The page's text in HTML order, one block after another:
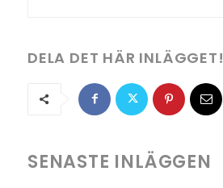
DELA DET HÄR INLÄGGET!
SENASTE INLÄGGEN